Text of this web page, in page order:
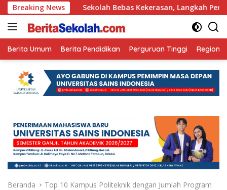
Langsung
ke
konten
Breaking News
Ini Sekolah Bebas Kekerasan, Langkah Pemkot
Berita Umum Berita Pendidikan Perguruan Tinggi Regional
Beranda
Top 10 Kampus Politeknik dengan Jumlah Program